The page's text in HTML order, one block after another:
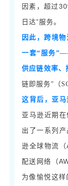
因素，超过
日达”服务。
因此，跨境
一套“服务
供应链效率、
链即服务”（
这背后，亚马
亚马逊近期
出了一系列
逊全球物流（
配送网络（
为像愉悦这样